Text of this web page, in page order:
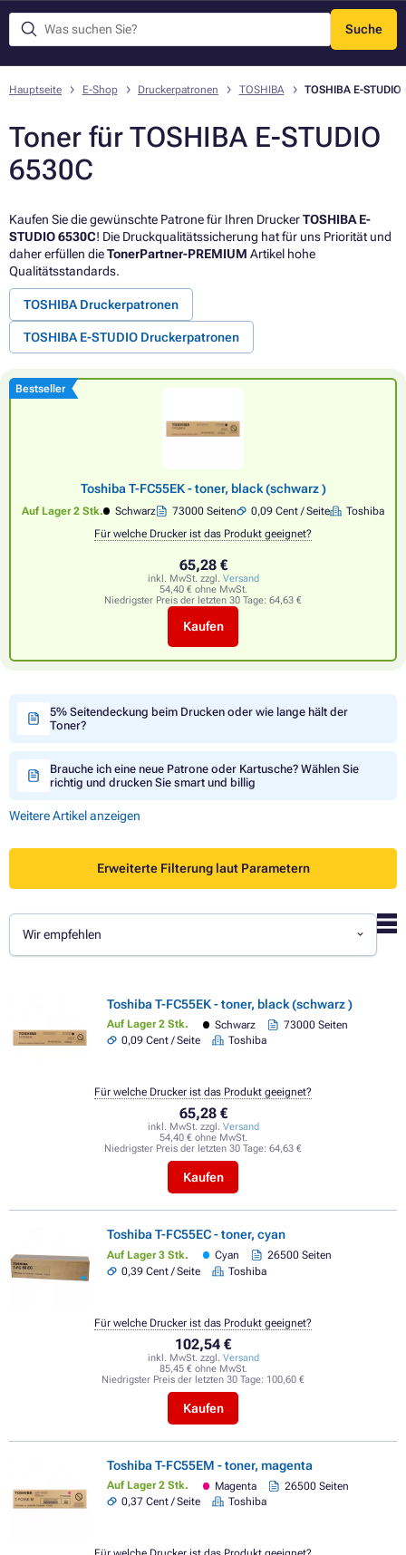
Suche
Menü
Hauptseite E-Shop Druckerpatronen TOSHIBA TOSHIBA E-STUDIO
Toner für TOSHIBA E-STUDIO
6530C
Kaufen Sie die gewünschte Patrone für Ihren DruckerTOSHIBA E-
STUDIO 6530C! Die Druckqualitätssicherung hat für uns Priorität und
daher erfüllen dieTonerPartner-PREMIUM Artikel hohe
Qualitätsstandards.
TOSHIBA Druckerpatronen
TOSHIBA E-STUDIO Druckerpatronen
Bestseller
Toshiba T-FC55EK - toner, black (schwarz )
Auf Lager 2 Stk. Schwarz 73000 Seiten 0,09 Cent / Seite
Toshiba
Für welche Drucker ist das Produkt geeignet?
65,28 €
inkl. MwSt. zzgl. Versand
54,40 € ohne MwSt.
Niedrigster Preis der letzten 30 Tage: 64,63 €
Kaufen
5% Seitendeckung beim Drucken oder wie lange hält der
Toner?
Brauche ich eine neue Patrone oder Kartusche? Wählen Sie
richtig und drucken Sie smart und billig
Weitere Artikel anzeigen
Erweiterte Filterung laut Parametern
Wir empfehlen
Toshiba T-FC55EK - toner, black (schwarz )
Auf Lager 2 Stk. Schwarz
73000 Seiten
0,09 Cent / Seite
Toshiba
65,28 €
inkl. MwSt. zzgl. Versand
54,40 € ohne MwSt.
Niedrigster Preis der letzten 30 Tage: 64,63 €
Kaufen
Für welche Drucker ist das Produkt geeignet?
Toshiba T-FC55EC - toner, cyan
Auf Lager 3 Stk. Cyan
26500 Seiten
0,39 Cent / Seite
Toshiba
102,54 €
inkl. MwSt. zzgl. Versand
85,45 € ohne MwSt.
Niedrigster Preis der letzten 30 Tage: 100,60 €
Kaufen
Für welche Drucker ist das Produkt geeignet?
Toshiba T-FC55EM - toner, magenta
Auf Lager 2 Stk. Magenta
26500 Seiten
0,37 Cent / Seite
Toshiba